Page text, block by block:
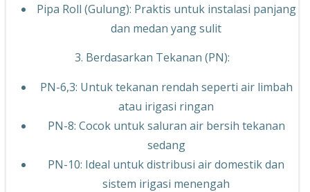
Pipa Roll (Gulung): Praktis untuk instalasi panjang
dan medan yang sulit
3. Berdasarkan Tekanan (PN):
PN-6,3: Untuk tekanan rendah seperti air limbah
atau irigasi ringan
PN-8: Cocok untuk saluran air bersih tekanan
sedang
PN-10: Ideal untuk distribusi air domestik dan
sistem irigasi menengah